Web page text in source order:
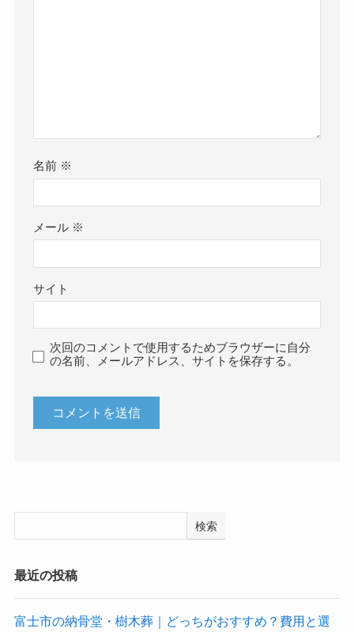
名前 ※
メール ※
サイト
次回のコメントで使用するためブラウザーに自分
の名前、メールアドレス、サイトを保存する。
検索
最近の投稿
富士市の納骨堂・樹木葬｜どっちがおすすめ？費用と選